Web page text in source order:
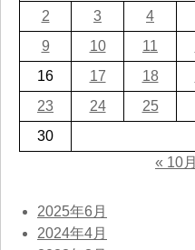
2
3 4
9
10 11
16
17 18
23
24 25
30
« 10月
2025年6月
2024年4月